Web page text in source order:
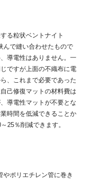
る粒状ベントナイト
んで縫い合わせたもので
導電性はありません。一
ですが上面の不織布に電
、これまで必要であった
己修復マットの材料費は
導電性マットが不要とな
時間を低減できることか
25％削減できます。
ポリエチレン管に巻き